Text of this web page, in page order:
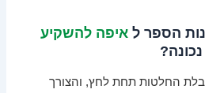
הספר לאיפה להשקיע
החלטות תחת לחץ, והצורך